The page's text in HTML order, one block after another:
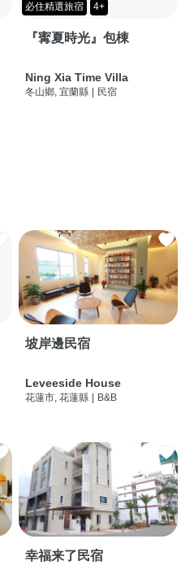
必住精選旅宿 4+
『寗夏時光』包棟
Ning Xia Time Villa
冬山鄉, 宜蘭縣 民宿
坡岸邊民宿
Leveeside House
花蓮市, 花蓮縣 B&B
幸福来了民宿